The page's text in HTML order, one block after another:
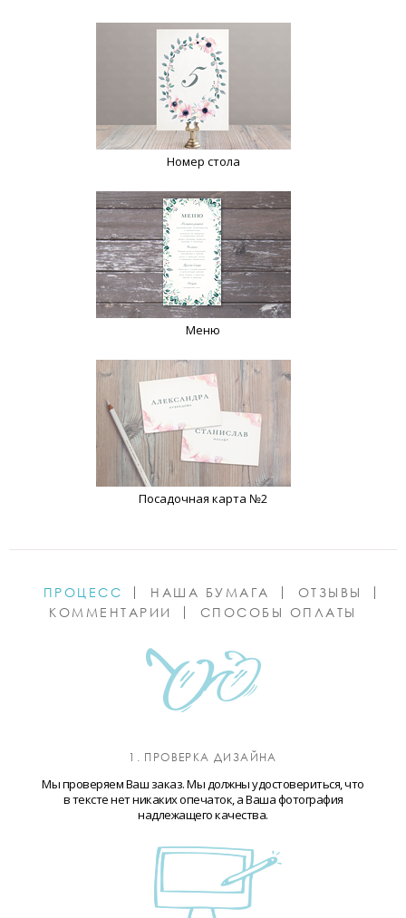
Номер стола
Меню
Посадочная карта №2
ПРОЦЕСС НАША БУМАГА
ОТЗЫВЫ
КОММЕНТАРИИ
СПОСОБЫ ОПЛАТЫ
1. ПРОВЕРКА ДИЗАЙНА
Мы проверяем Ваш заказ. Мы должны удостовериться, что
в тексте нет никаких опечаток, а Ваша фотография
надлежащего качества.